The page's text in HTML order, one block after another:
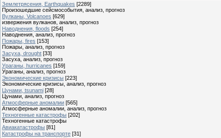
Землетрясения, Earthquakes [2289]
Произошедшие сейсмособытия, анализ, прогноз
Вулканы, Volcanoes [629]
извержения вулканов, анализ, прогноз
Наводнения, floods [254]
Наводнения, анализ, прогноз
Пожары, fires [153]
Пожары, анализ, прогноз
Засуха, drought [33]
Засуха, анализ, прогноз
Ураганы, hurricanes [159]
Ураганы, анализ, прогноз
Экономические кризисы [223]
Экономические кризисы, анализ, прогноз
Цунами, tsunami [28]
Цунами, анализ, прогноз
Атмосферные аномалии [565]
Атмосферные аномалии, анализ, прогноз
Техногенные катастрофы [202]
Техногенные катастрофы
Авиакатастрофы [81]
Катастрофы на транспорте [31]